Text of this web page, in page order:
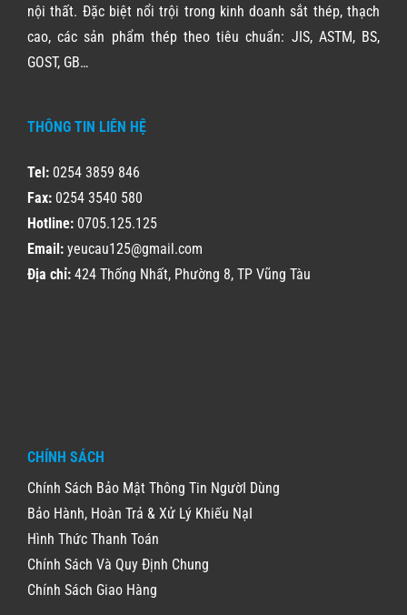
nội thất. Đặc biệt nổi trội trong kinh doanh sắt thép, thạch
cao, các sản phẩm thép theo tiêu chuẩn: JIS, ASTM, BS,
GOST, GB…
THÔNG TIN LIÊN HỆ
Tel:0254 3859 846
Fax:0254 3540 580
Hotline:0705.125.125
Email:yeucau125@gmail.com
Địa chỉ:424 Thống Nhất, Phường 8, TP Vũng Tàu
CHÍNH SÁCH
Chính Sách Bảo Mật Thông Tin NgườI Dùng
Bảo Hành, Hoàn Trả & Xử Lý Khiếu NạI
Hình Thức Thanh Toán
Chính Sách Và Quy Định Chung
Chính Sách Giao Hàng